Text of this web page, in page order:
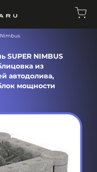
SUPER NIMBUS
из
автодолива,
мощности